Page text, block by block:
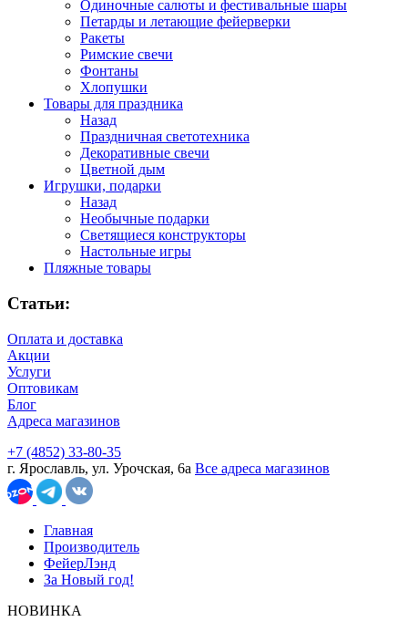
Одиночные салюты и фестивальные шары
Петарды и летающие фейерверки
Ракеты
Римские свечи
Фонтаны
Хлопушки
Товары для праздника
Назад
Праздничная светотехника
Декоративные свечи
Цветной дым
Игрушки, подарки
Назад
Необычные подарки
Светящиеся конструкторы
Настольные игры
Пляжные товары
Статьи:
Оплата и доставка
Акции
Услуги
Оптовикам
Блог
Адреса магазинов
+7 (4852) 33-80-35
г. Ярославль, ул. Урочская, 6а Все адреса магазинов
Главная
Производитель
ФейерЛэнд
За Новый год!
НОВИНКА